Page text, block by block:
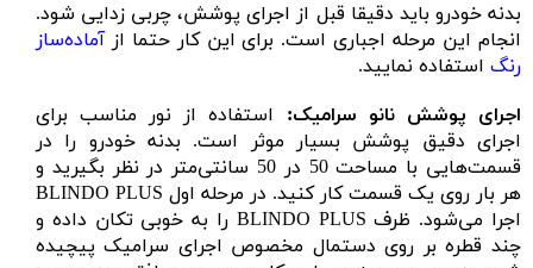
بدنه خودرو باید دقیقا قبل از اجرای پوشش، چربی زدایی شود.
انجام این مرحله اجباری است. برای این کار حتما ازآماده‌ساز
رنگ استفاده نمایید.
اجرای پوشش نانو سرامیک: استفاده از نور مناسب برای
اجرای دقیق پوشش بسیار موثر است. بدنه خودرو را در
قسمت‌هایی با مساحت 50 در 50 سانتی‌متر در نظر بگیرید و
هر بار روی یک قسمت کار کنید. در مرحله اول BLINDO PLUS
اجرا می‌شود. ظرف BLINDO PLUS را به خوبی تکان داده و
چند قطره بر روی دستمال مخصوص اجرای سرامیک پیچیده